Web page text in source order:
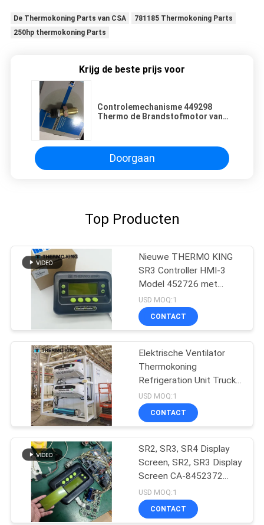
De Thermokoning Parts van CSA
781185 Thermokoning Parts
250hp thermokoning Parts
Krijg de beste prijs voor
Controlemechanisme 449298
Thermo de Brandstofmotor van
Doorgaan
Top Producten
Nieuwe THERMO KING
SR3 Controller HMI-3
Model 452726 met
reparatiediensten voor
SR2 SR3 SR4
USD MOQ:1
CONTACT
Elektrische Ventilator
Thermokoning
Refrigeration Unit Truck
t-1080e t-1280e
USD MOQ:1
CONTACT
SR2, SR3, SR4 Display
Screen, SR2, SR3 Display
Screen CA-8452372
Groen Display Type LCD
Screen voor THERMO
KING SB210 SB230 HMI
USD MOQ:1
CONTACT